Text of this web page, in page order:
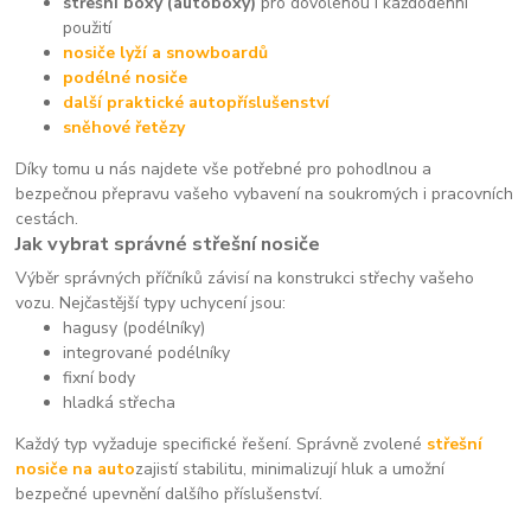
použití
nosiče lyží a snowboardů
podélné nosiče
další praktické autopříslušenství
sněhové řetězy
Díky tomu u nás najdete vše potřebné pro pohodlnou a
bezpečnou přepravu vašeho vybavení na soukromých i pracovních
cestách.
Jak vybrat správné střešní nosiče
Výběr správných příčníků závisí na konstrukci střechy vašeho
vozu. Nejčastější typy uchycení jsou:
hagusy (podélníky)
integrované podélníky
fixní body
hladká střecha
Každý typ vyžaduje specifické řešení. Správně zvolené střešní
nosiče na autozajistí stabilitu, minimalizují hluk a umožní
bezpečné upevnění dalšího příslušenství.